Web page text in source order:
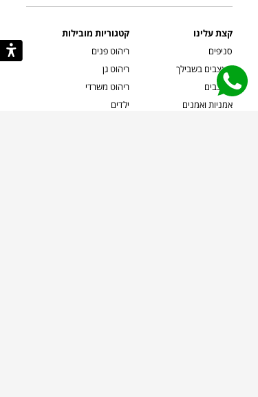
קצת עלינו
סניפים
מעצבים בשבילך
מעצבים
אמניות ואמנים
קטגוריות מובילות
ריהוט פנים
ריהוט גן
ריהוט משרדי
ילדים